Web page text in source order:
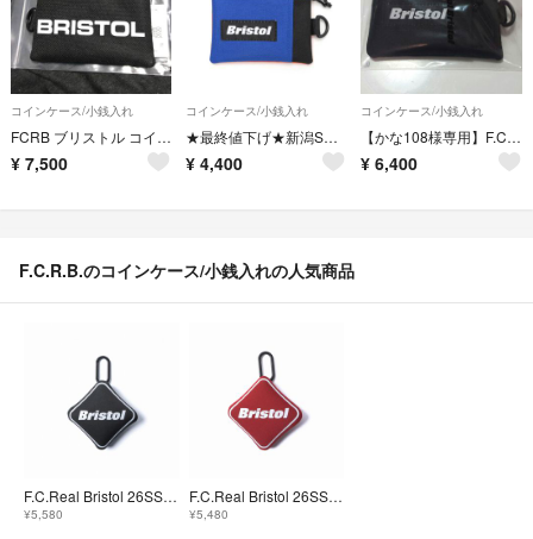
コインケース/小銭入れ
FCRB ブリストル コインケース 新品未使用 黒
¥ 7,500
コインケース/小銭入れ
★最終値下げ★新潟SOPH購入★早い者勝ち★F.C.R.B
¥ 4,400
コインケース/小銭入れ
【かな108様専用】F.C.R.B【ポーチ】
¥ 6,400
F.C.R.B.のコインケース/小銭入れの人気商品
F.C.Real Bristol 26SS COIN CASE
¥5,580
F.C.Real Bristol 26SS COIN CASE
¥5,480